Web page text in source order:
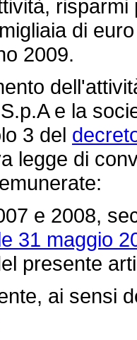
di
2009.
e la
3 del
legge di
e 2008,
31 maggio
presente
ai sensi